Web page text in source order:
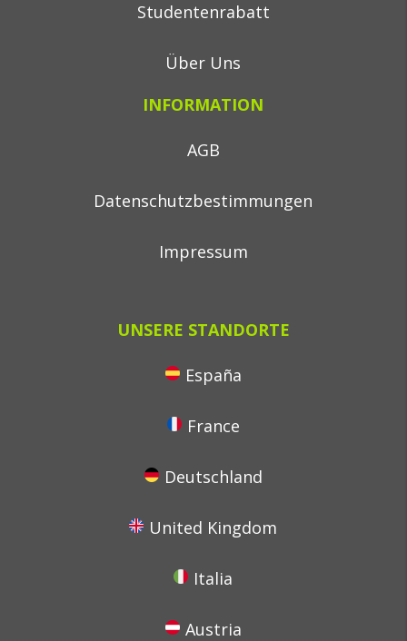
Studentenrabatt
Über Uns
INFORMATION
AGB
Datenschutzbestimmungen
Impressum
UNSERE STANDORTE
España
France
Deutschland
United Kingdom
Italia
Austria